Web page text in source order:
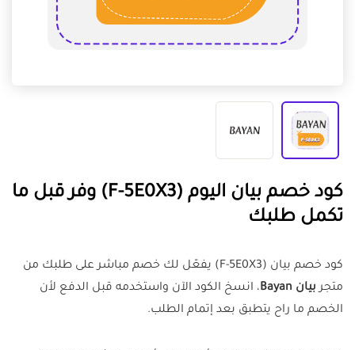
كود خصم بيان اليوم (F-5E0X3) وفر قبل ما
تكمل طلبك
كود خصم بيان (F-5E0X3) يفعّل لك خصم مباشر على طلبك من
متجربيان Bayan
، انسخ الكود الآن واستخدمه قبل الدفع لأن
الخصم ما راح يتطبق بعد إتمام الطلب.